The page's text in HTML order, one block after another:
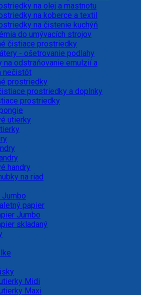
na olej a mastnotu
na koberce a textil
na čistenie kuchýň
do umývacích strojov
čistiace prostriedky
- ošetrovanie podlahy
na odstraňovanie emulzií a
nečistôt
prostriedky
prostriedky a doplnky
prostriedky
utierky
handry
na riad
papier
Jumbo
skladaný
Midi
Maxi